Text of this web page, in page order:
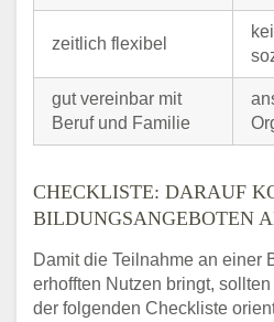
zeitlich flexibel
gut vereinbar mit
Beruf und Familie
CHECKLISTE: DARAUF
BILDUNGSANGEBOTEN
Damit die Teilnahme an einer
erhofften Nutzen bringt,
der folgenden Checkliste